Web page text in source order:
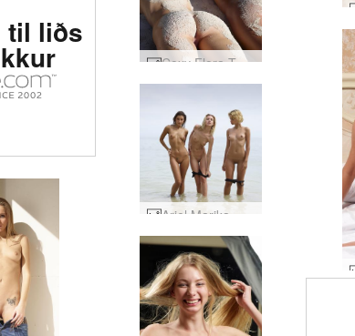
til liðs
Coxy Flora Thea Zaika sandy #24
Ariel Marika Melena Maria strandlíkama #45